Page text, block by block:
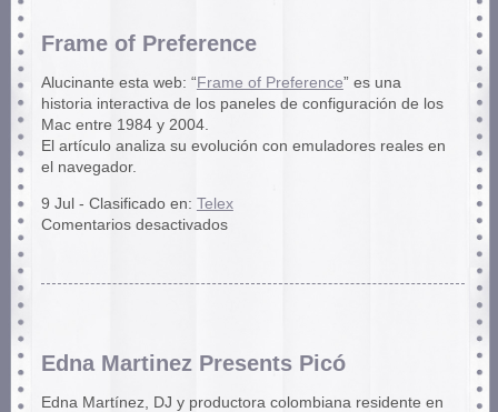
86
Frame of Preference
Alucinante esta web: “ Frame of Preference” es una
historia interactiva de los paneles de configuración de los
Mac entre 1984 y 2004.
El artículo analiza su evolución con emuladores reales en
el navegador.
9 Jul - Clasificado en: Telex
Comentarios desactivadosen
Preference
Edna Martinez Presents Picó
Edna Martínez, DJ y productora colombiana residente en